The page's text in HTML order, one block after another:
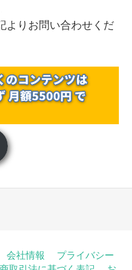
よりお問い合わせくだ
会社情報
プライバシー